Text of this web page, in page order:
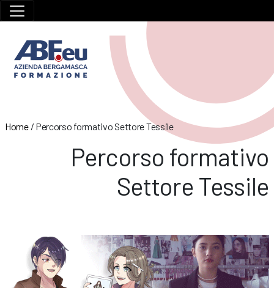
Home/ Percorso formativo Settore Tessile
Percorso formativo
Settore Tessile